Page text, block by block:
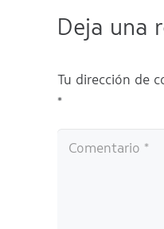
Deja una
Tu dirección de
*